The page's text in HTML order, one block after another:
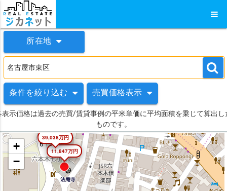
所在地
条件を絞り込む 売買価格表示
表示価格は過去の売買/賃貸事例の平米単価に平均面積を乗じて算出し
ものです。
11,847万円
39,038万円
+
−